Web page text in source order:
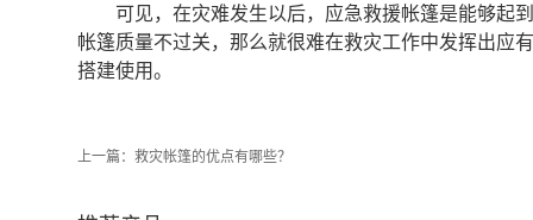
可见，在灾难发生以后，应急救援帐篷是能够起
帐篷质量不过关，那么就很难在救灾工作中发挥出应
搭建使用。
上一篇： 救灾帐篷的优点有哪些？